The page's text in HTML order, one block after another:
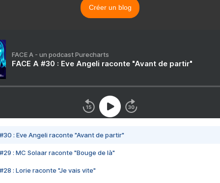
Créer un blog
FACE A - un podcast Purecharts
FACE A #30 : Eve Angeli raconte "Avant de partir"
#30 : Eve Angeli raconte "Avant de partir"
#29 : MC Solaar raconte "Bouge de là"
#28 : Lorie raconte "Je vais vite"